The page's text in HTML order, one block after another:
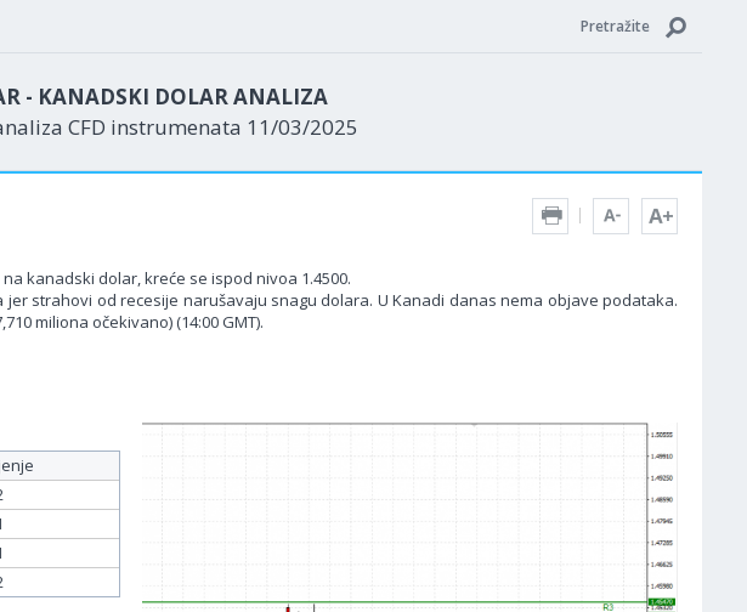
Pretražite
- KANADSKI DOLAR ANALIZA
CFD instrumenata 11/03/2025
kanadski dolar, kreće se ispod nivoa 1.4500.
strahovi od recesije narušavaju snagu dolara. U Kanadi danas nema objave podataka.
miliona očekivano) (14:00 GMT).